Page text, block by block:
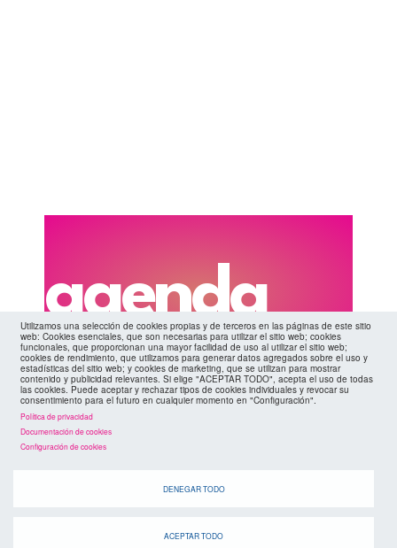
agenda
Cuando
Utilizamos una selección de cookies propias y de terceros en las páginas de este sitio
web: Cookies esenciales, que son necesarias para utilizar el sitio web; cookies
funcionales, que proporcionan una mayor facilidad de uso al utilizar el sitio web;
cookies de rendimiento, que utilizamos para generar datos agregados sobre el uso y
estadísticas del sitio web; y cookies de marketing, que se utilizan para mostrar
contenido y publicidad relevantes. Si elige "ACEPTAR TODO", acepta el uso de todas
las cookies. Puede aceptar y rechazar tipos de cookies individuales y revocar su
consentimiento para el futuro en cualquier momento en "Configuración".
Política de privacidad
Documentación de cookies
Configuración de cookies
DENEGAR TODO
ACEPTAR TODO